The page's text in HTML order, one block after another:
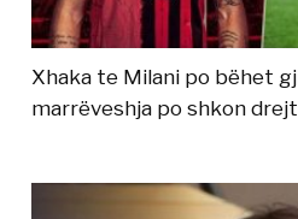
Xhaka te Milani po bëhet
marrëveshja po shkon